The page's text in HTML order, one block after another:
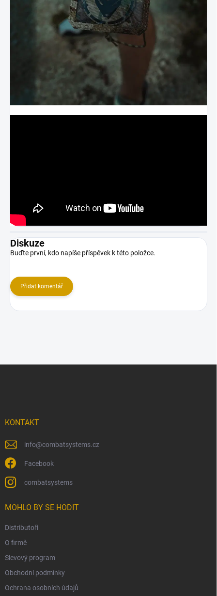
Diskuze
Buďte první, kdo napíše příspěvek k této položce.
Přidat komentář
KONTAKT
info@combatsystems.cz
Facebook
combatsystems
MOHLO BY SE HODIT
Distributoři
O firmě
Slevový program
Obchodní podmínky
Ochrana osobních údajů